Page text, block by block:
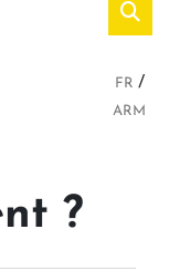
FR
ARM
?